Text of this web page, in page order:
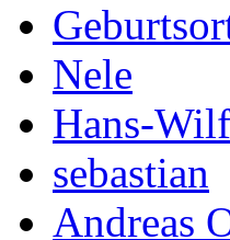
Nele
Hans-
sebastian
Andreas